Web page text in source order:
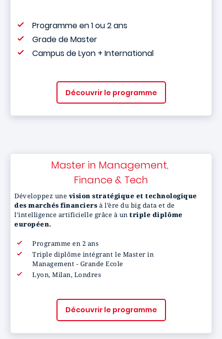
Programme en 1 ou 2 ans
Grade de Master
Campus de Lyon + International
Découvrir le programme
Master in Management,
Finance & Tech
Développez une vision stratégique et technologique
des marchés financiers à l’ère du big data et de
l’intelligence artificielle grâce à untriple diplôme
européen.
Programme en 2 ans
Triple diplôme intégrant le Master in
Management - Grande Ecole
Lyon, Milan, Londres
Découvrir le programme